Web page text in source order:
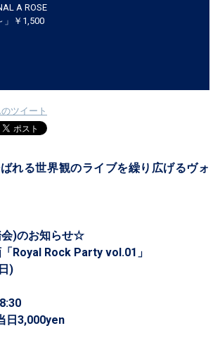
A ROSE
￥1,500
ツイート
ばれる世界観のライブを繰り広げるヴォ
)のお知らせ☆
Royal Rock Party vol.01」
)
日3,000yen